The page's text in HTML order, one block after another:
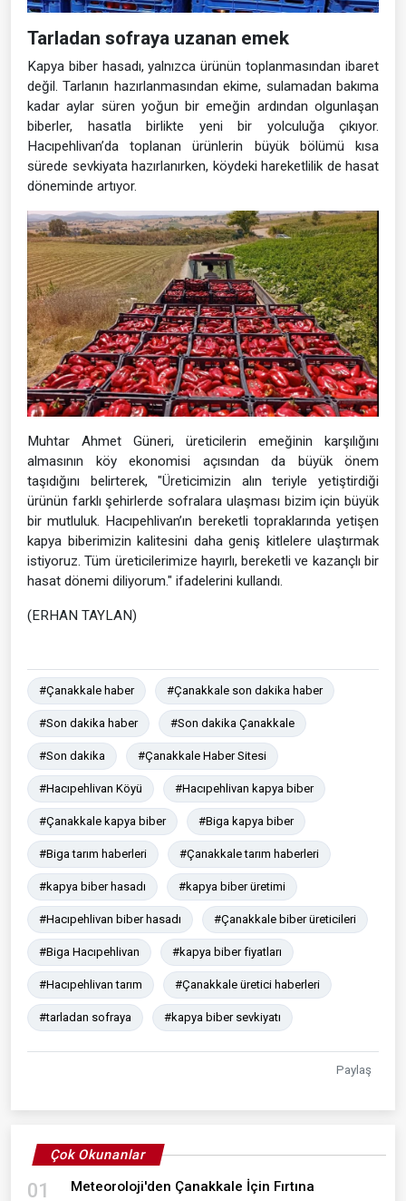
Tarladan sofraya uzanan emek
Kapya biber hasadı, yalnızca ürünün toplanmasından ibaret
değil. Tarlanın hazırlanmasından ekime, sulamadan bakıma
kadar aylar süren yoğun bir emeğin ardından olgunlaşan
biberler, hasatla birlikte yeni bir yolculuğa çıkıyor.
Hacıpehlivan’da toplanan ürünlerin büyük bölümü kısa
sürede sevkiyata hazırlanırken, köydeki hareketlilik de hasat
döneminde artıyor.
Muhtar Ahmet Güneri, üreticilerin emeğinin karşılığını
almasının köy ekonomisi açısından da büyük önem
taşıdığını belirterek, "Üreticimizin alın teriyle yetiştirdiği
ürünün farklı şehirlerde sofralara ulaşması bizim için büyük
bir mutluluk. Hacıpehlivan’ın bereketli topraklarında yetişen
kapya biberimizin kalitesini daha geniş kitlelere ulaştırmak
istiyoruz. Tüm üreticilerimize hayırlı, bereketli ve kazançlı bir
hasat dönemi diliyorum." ifadelerini kullandı.
(ERHAN TAYLAN)
#Çanakkale haber #Çanakkale son dakika haber
#Son dakika haber #Son dakika Çanakkale
#Son dakika #Çanakkale Haber Sitesi
#Hacıpehlivan Köyü #Hacıpehlivan kapya biber
#Çanakkale kapya biber #Biga kapya biber
#Biga tarım haberleri #Çanakkale tarım haberleri
#kapya biber hasadı #kapya biber üretimi
#Hacıpehlivan biber hasadı #Çanakkale biber üreticileri
#Biga Hacıpehlivan #kapya biber fiyatları
#Hacıpehlivan tarım #Çanakkale üretici haberleri
#tarladan sofraya #kapya biber sevkiyatı
Paylaş
Çok Okunanlar
01
Meteoroloji'den Çanakkale İçin Fırtına